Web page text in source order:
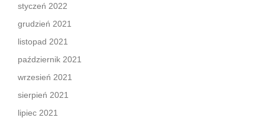
styczeń 2022
grudzień 2021
listopad 2021
październik 2021
wrzesień 2021
sierpień 2021
lipiec 2021